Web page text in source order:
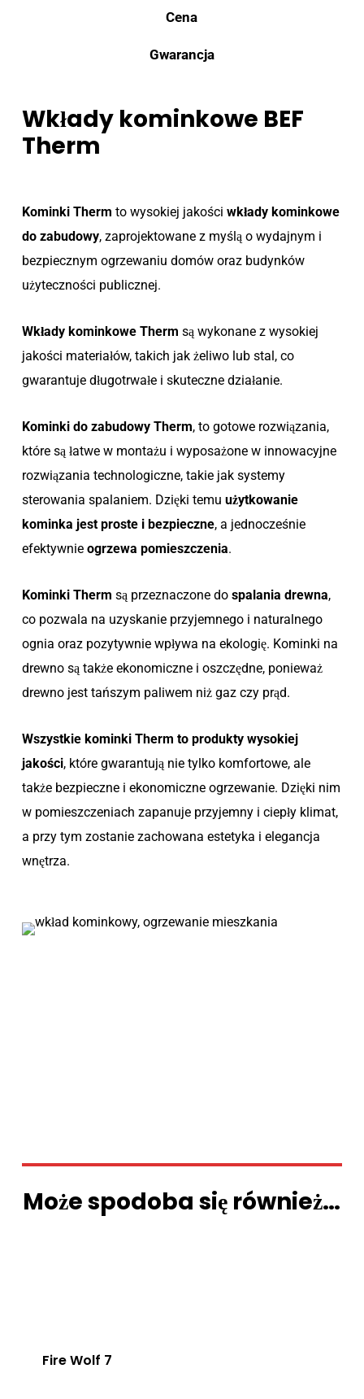
Cena
Gwarancja
Wkłady kominkowe BEF
Therm
Kominki Therm to wysokiej jakościwkłady kominkowe
do zabudowy, zaprojektowane z myślą o wydajnym i
bezpiecznym ogrzewaniu domów oraz budynków
użyteczności publicznej.
Wkłady kominkowe Therm są wykonane z wysokiej
jakości materiałów, takich jak żeliwo lub stal, co
gwarantuje długotrwałe i skuteczne działanie.
Kominki do zabudowy Therm, to gotowe rozwiązania,
które są łatwe w montażu i wyposażone w innowacyjne
rozwiązania technologiczne, takie jak systemy
sterowania spalaniem. Dzięki temu użytkowanie
kominka jest proste i bezpieczne, a jednocześnie
efektywnieogrzewa pomieszczenia.
Kominki Therm są przeznaczone do spalania drewna,
co pozwala na uzyskanie przyjemnego i naturalnego
ognia oraz pozytywnie wpływa na ekologię. Kominki na
drewno są także ekonomiczne i oszczędne, ponieważ
drewno jest tańszym paliwem niż gaz czy prąd.
Wszystkie kominki Therm to produkty wysokiej
jakości, które gwarantują nie tylko komfortowe, ale
także bezpieczne i ekonomiczne ogrzewanie. Dzięki nim
w pomieszczeniach zapanuje przyjemny i ciepły klimat,
a przy tym zostanie zachowana estetyka i elegancja
wnętrza.
Może spodoba się również…
Fire Wolf 7